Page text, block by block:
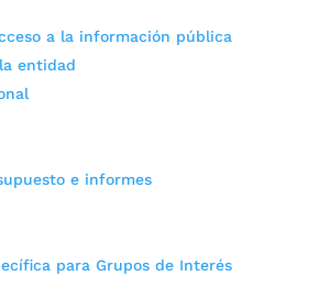
a la información pública
entidad
e informes
para Grupos de Interés
proceso de rehabilitación
BGA y de la ciclorrutas de la ciudad
adelanta su proceso de
No Te Rindas, también le